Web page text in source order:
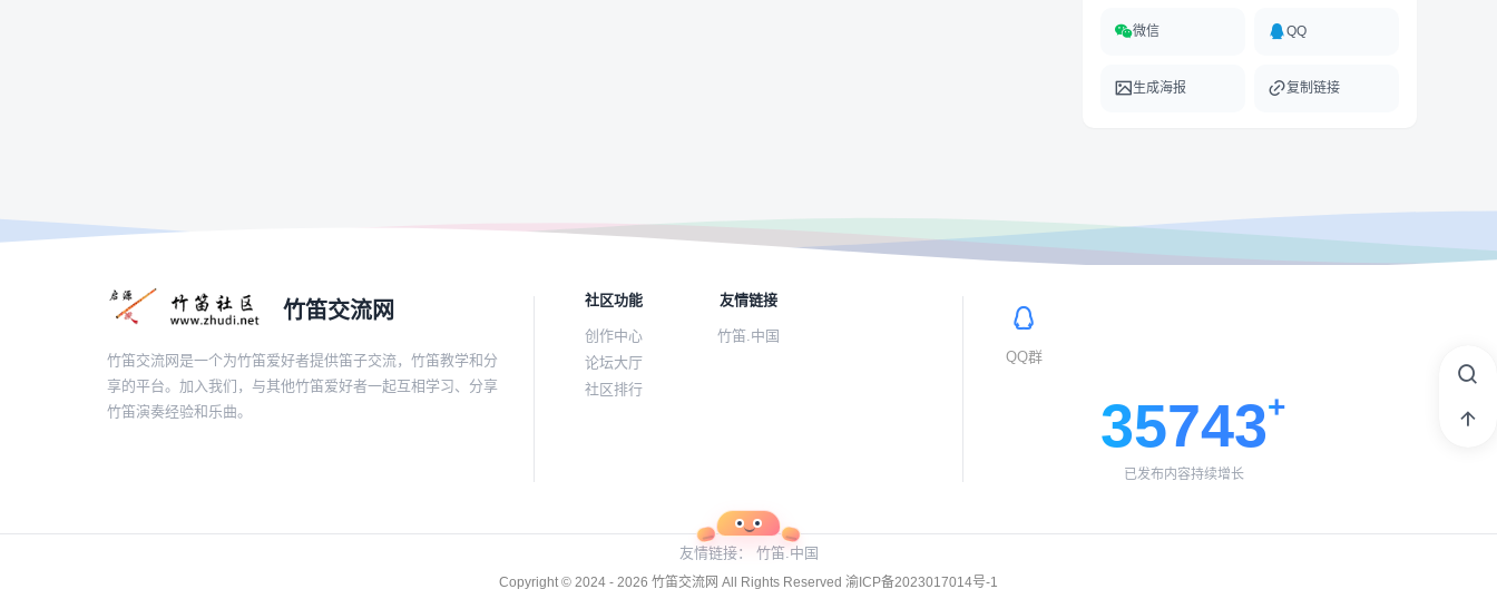
微信 QQ
生成海报 复制链接
竹笛交流网
竹笛交流网是一个为竹笛爱好者提供笛子交流，竹笛教学和分
享的平台。加入我们，与其他竹笛爱好者一起互相学习、分享
竹笛演奏经验和乐曲。
社区功能
创作中心
论坛大厅
社区排行
友情链接
竹笛.中国
QQ群
35743
已发布内容持续增长
友情链接： 竹笛.中国
Copyright © 2024 - 2026 竹笛交流网 All Rights Reserved 渝ICP备2023017014号-1